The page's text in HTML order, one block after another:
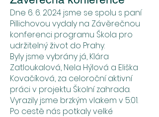
Dne 6. 6. 2024 jsme se spolu s paní
Pillichovou vydaly na Závěrečnou
konferenci programu Škola pro
udržitelný život do Prahy.
Byly jsme vybrány já, Klára
Zatloukalová, Nela Hýlová a Eliška
Kovačíková, za celoroční aktivní
práci v projektu Školní zahrada.
Vyrazily jsme brzkým vlakem v 5:01.
Po cestě nás potkaly velké